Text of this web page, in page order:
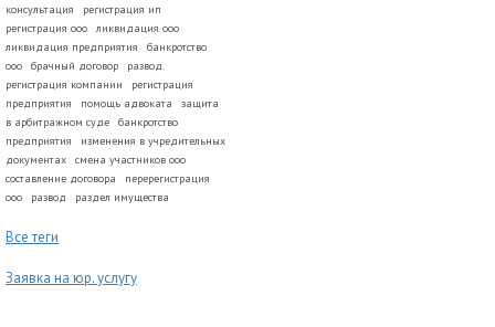
консультация
регистрация ип
регистрация ооо
ликвидация ооо
ликвидация предприятия
банкротство
ооо
брачный договор
развод.
регистрация компании
регистрация
предприятия
помощь адвоката
защита
в арбитражном суде
банкротство
предприятия
изменения в учредительных
документах
смена участников ооо
составление договора
перерегистрация
ооо
развод раздел имущества
Все теги
Заявка на юр. услугу